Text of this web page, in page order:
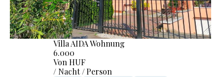
Villa AIDA Wohnung
6.000
Von HUF
/ Nacht / Person